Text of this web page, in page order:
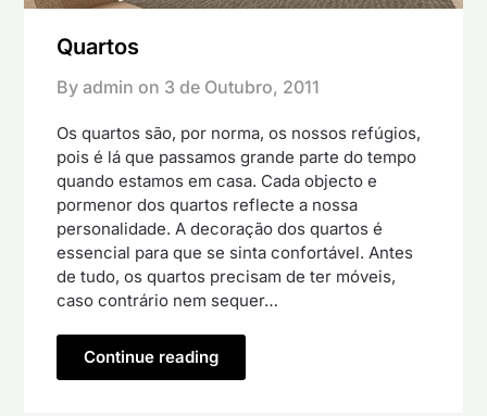
Quartos
By admin on 3 de Outubro, 2011
Os quartos são, por norma, os nossos refúgios,
pois é lá que passamos grande parte do tempo
quando estamos em casa. Cada objecto e
pormenor dos quartos reflecte a nossa
personalidade. A decoração dos quartos é
essencial para que se sinta confortável. Antes
de tudo, os quartos precisam de ter móveis,
caso contrário nem sequer…
Continue reading